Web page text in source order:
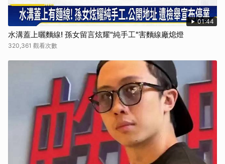
01:44
水溝蓋上曬麵線! 孫女留言炫耀"純手工"害麵線廠熄燈
320,361 觀看次數